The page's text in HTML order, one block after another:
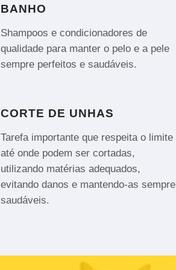
BANHO
Shampoos e condicionadores de
qualidade para manter o pelo e a pele
sempre perfeitos e saudáveis.
CORTE DE UNHAS
Tarefa importante que respeita o limite
até onde podem ser cortadas,
utilizando matérias adequados,
evitando danos e mantendo-as sempre
saudáveis.